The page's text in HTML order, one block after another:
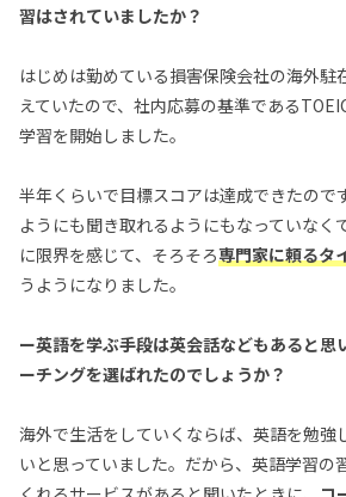
習はされていましたか？
はじめは勤めている損害保険会社の海外駐
えていたので、社内応募の基準である
学習を開始しました。
半年くらいで目標スコアは達成できたので
ようにも聞き取れるようにもなっていな
に限界を感じて、そろそろ専門家に頼るタ
うようになりました。
ー英語を学ぶ手段は英会話などもあると思
ーチングを選ばれたのでしょうか？
海外で生活をしていくならば、英語を勉強
いと思っていました。だから、英語学習の